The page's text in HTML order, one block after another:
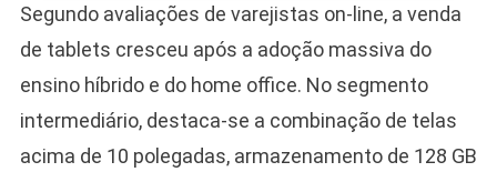
Segundo avaliações de varejistas on-line, a venda
de tablets cresceu após a adoção massiva do
ensino híbrido e do home office. No segmento
intermediário, destaca-se a combinação de telas
acima de 10 polegadas, armazenamento de 128 GB